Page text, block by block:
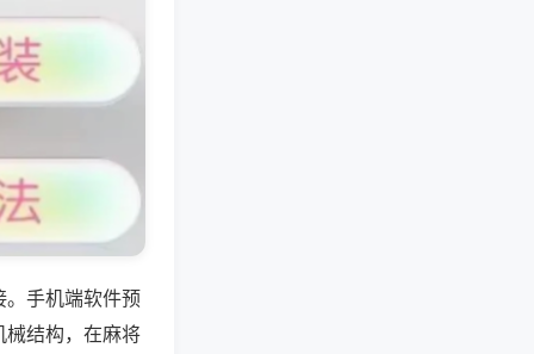
。手机端软件预
械结构，在麻将